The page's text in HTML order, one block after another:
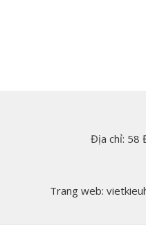
Địa chỉ: 58
Trang web: